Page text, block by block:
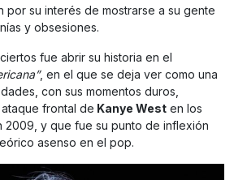
por su interés de mostrarse a su gente
y obsesiones.
fue abrir su historia en el
, en el que se deja ver como una
con sus momentos duros,
frontal de Kanye West en los
2009, y que fue su punto de inflexión
asenso en el pop.